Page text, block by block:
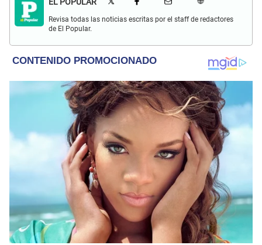
Revisa todas las noticias escritas por el staff de redactores
de El Popular.